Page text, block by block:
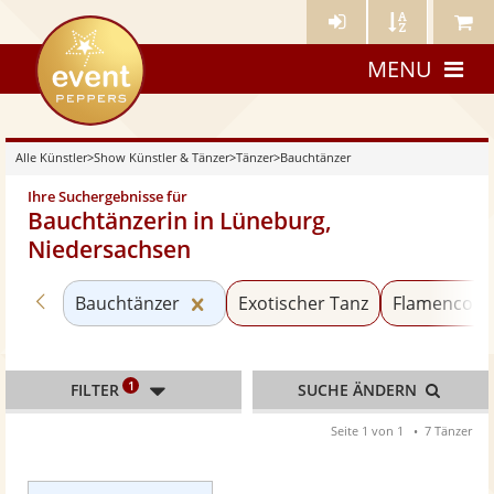
Künstler- Künstler Meine
eventpeppers
MENU
Alle Künstler>Show Künstler & Tänzer>Tänzer>Bauchtänzer
Ihre Suchergebnisse für
Bauchtänzerin in Lüneburg,
Niedersachsen
Zurück zu «Tänzer»
Bauchtänzer Kategorie «Bauchtänzer»
Exotischer Tanz Flamenco
FILTER 1 SUCHE ÄNDERN
Seite 1 von 1 7 Tänzer